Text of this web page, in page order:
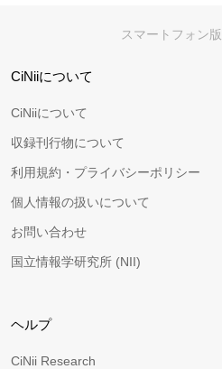
スマートフォン版
CiNiiについて
CiNiiについて
収録刊行物について
利用規約・プライバシーポリシー
個人情報の扱いについて
お問い合わせ
国立情報学研究所 (NII)
ヘルプ
CiNii Research